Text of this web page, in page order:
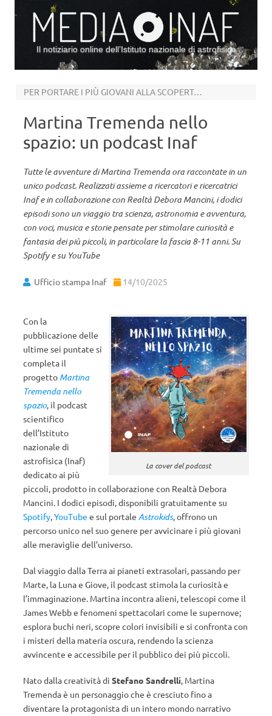
Il notiziario online dell’Istituto nazionale di astrofisica
PER PORTARE I PIÙ GIOVANI ALLA SCOPERTA DELL’UNIVERSO
Martina Tremenda nello
spazio: un podcast Inaf
Tutte le avventure di Martina Tremenda ora raccontate in un
unico podcast. Realizzati assieme a ricercatori e ricercatrici
Inaf e in collaborazione con Realtà Debora Mancini, i dodici
episodi sono un viaggio tra scienza, astronomia e avventura,
con voci, musica e storie pensate per stimolare curiosità e
fantasia dei più piccoli, in particolare la fascia 8-11 anni. Su
Spotify e su YouTube
Ufficio stampa Inaf 14/10/2025
La cover del podcast
Con la
pubblicazione delle
ultime sei puntate si
completa il
progetto Martina
Tremenda nello
spazio, il podcast
scientifico
dell’Istituto
nazionale di
astrofisica (Inaf)
dedicato ai più
piccoli, prodotto in collaborazione con Realtà Debora
Mancini. I dodici episodi, disponibili gratuitamente su
Spotify,YouTube e sul portale Astrokids, offrono un
percorso unico nel suo genere per avvicinare i più giovani
alle meraviglie dell’universo.
Dal viaggio dalla Terra ai pianeti extrasolari, passando per
Marte, la Luna e Giove, il podcast stimola la curiosità e
l’immaginazione. Martina incontra alieni, telescopi come il
James Webb e fenomeni spettacolari come le supernove;
esplora buchi neri, scopre colori invisibili e si confronta con
i misteri della materia oscura, rendendo la scienza
avvincente e accessibile per il pubblico dei più piccoli.
Nato dalla creatività di Stefano Sandrelli, Martina
Tremenda è un personaggio che è cresciuto fino a
diventare la protagonista di un intero mondo narrativo